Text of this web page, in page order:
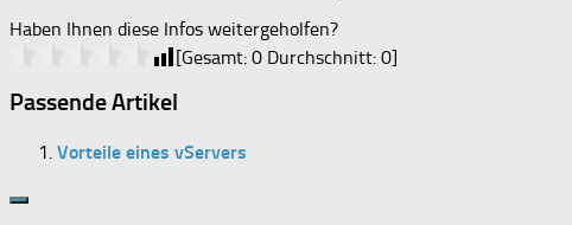
Haben Ihnen diese Infos weitergeholfen?
[Gesamt: 0 Durchschnitt: 0]
Passende Artikel
Vorteile eines vServers